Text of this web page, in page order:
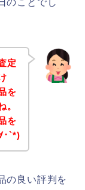
のことでし
定
を
。
を
･`*)
の良い評判を